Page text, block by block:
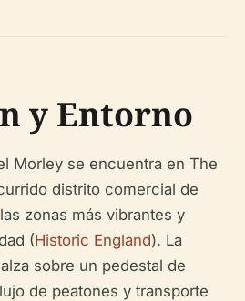
y Entorno
Morley se encuentra en The
distrito comercial de
zonas más vibrantes y
(Historic England). La
sobre un pedestal de
de peatones y transporte